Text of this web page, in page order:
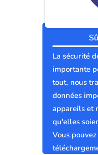
La sécurité
importante
tout, nous
données
appareils et
qu'elles
Vous